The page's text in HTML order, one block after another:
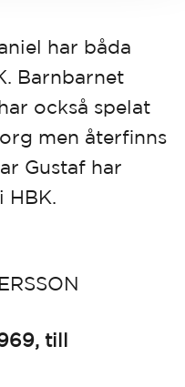
har båda
Barnbarnet
också spelat
men återfinns
Gustaf har
till